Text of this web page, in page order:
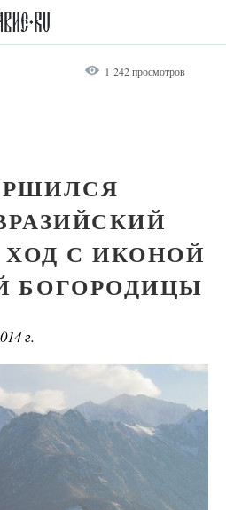
1 242 просмотров
С ИКОНОЙ
БОГОРОДИЦЫ
г.